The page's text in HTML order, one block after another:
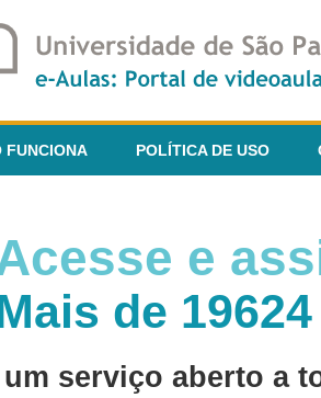
FUNCIONA POLÍTICA DE USO
e
de
um serviço aberto a